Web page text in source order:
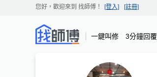
您好，歡迎來到 找師傅 ！ [登入] [註冊]
一鍵叫修 3分鐘回覆